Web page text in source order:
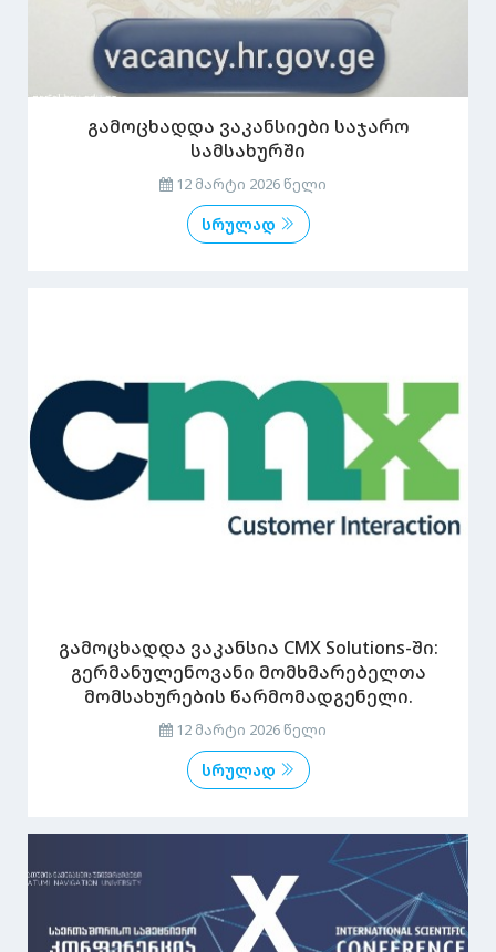
გამოცხადდა ვაკანსიები საჯარო
სამსახურში
12 მარტი 2026 წელი
სრულად
გამოცხადდა ვაკანსია CMX Solutions-ში:
გერმანულენოვანი მომხმარებელთა
მომსახურების წარმომადგენელი.
12 მარტი 2026 წელი
სრულად